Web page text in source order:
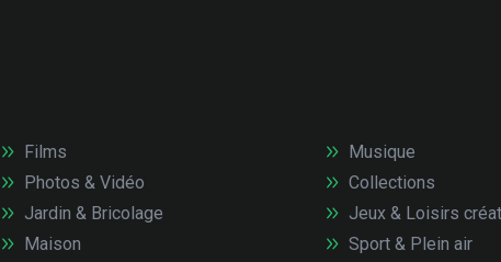
Films
Photos & Vidéo
Jardin & Bricolage
Maison
Musique
Collections
Jeux & Loisirs
Sport & Plein air